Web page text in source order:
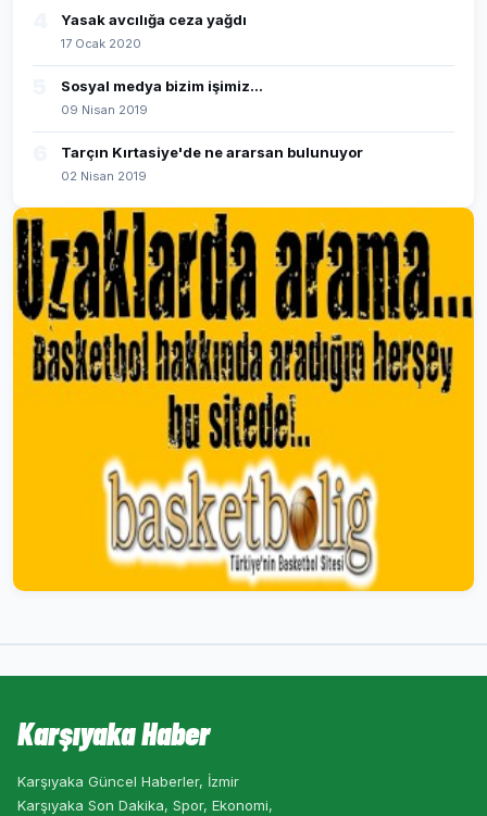
Yasak avcılığa ceza yağdı
17 Ocak 2020
Sosyal medya bizim işimiz...
09 Nisan 2019
Tarçın Kırtasiye'de ne ararsan bulunuyor
02 Nisan 2019
Karşıyaka Haber
Karşıyaka Güncel Haberler, İzmir
Karşıyaka Son Dakika, Spor, Ekonomi,